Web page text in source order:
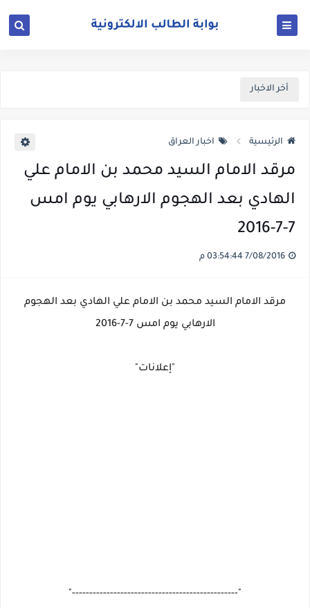
أخر الاخبار
الرئيسية اخبار العراق
مرقد الامام السيد محمد بن الامام علي
الهادي بعد الهجوم الارهابي يوم امس
7-7-2016
مرقد الامام السيد محمد بن الامام علي الهادي بعد الهجوم
الارهابي يوم امس 7-7-2016
"إعلانات"
"------------------------------------------------"